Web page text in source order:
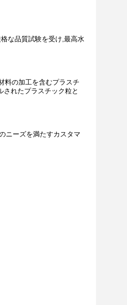
な品質試験を受け,最高水
料の加工を含むプラスチ
れたプラスチック粒と
ニーズを満たすカスタマ